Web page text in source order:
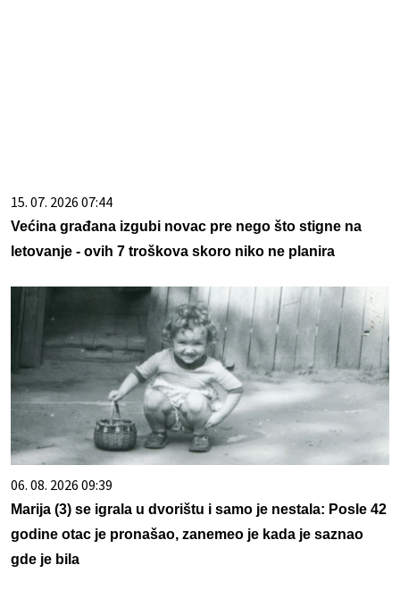
15. 07. 2026 07:44
Većina građana izgubi novac pre nego što stigne na
letovanje - ovih 7 troškova skoro niko ne planira
06. 08. 2026 09:39
Marija (3) se igrala u dvorištu i samo je nestala: Posle 42
godine otac je pronašao, zanemeo je kada je saznao
gde je bila